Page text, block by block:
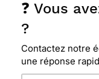
❓ Vous
?
Contactez notre
une réponse